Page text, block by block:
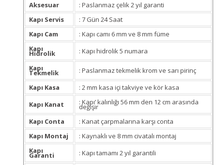
Aksesuar
: Paslanmaz çelik 2 yıl garanti
Kapı Servis
: 7 Gün 24 Saat
Kapı Cam
: Kapı camı 6 mm ve 8 mm füme
Kapı
Hidrolik
: Kapı hidrolik 5 numara
Kapı
Tekmelik
: Paslanmaz tekmelik krom ve sarı pirinç
Kapı Kasa
: 2 mm kasa içi takviye ve kör kasa
Kapı Kanat
: Kapı’ kalınlığı 56 mm den 12 cm arasında
değişir
Kapı Conta
: Kanat çarpmalarına karşı conta
Kapı Montaj
: Kaynaklı ve 8 mm civatalı montaj
Kapı
Garanti
: Kapı tamamı 2 yıl garantili